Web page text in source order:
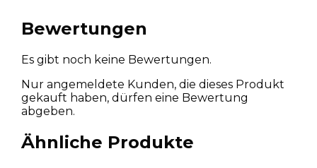
Bewertungen
Es gibt noch keine Bewertungen.
Nur angemeldete Kunden, die dieses Produkt
gekauft haben, dürfen eine Bewertung
abgeben.
Ähnliche Produkte